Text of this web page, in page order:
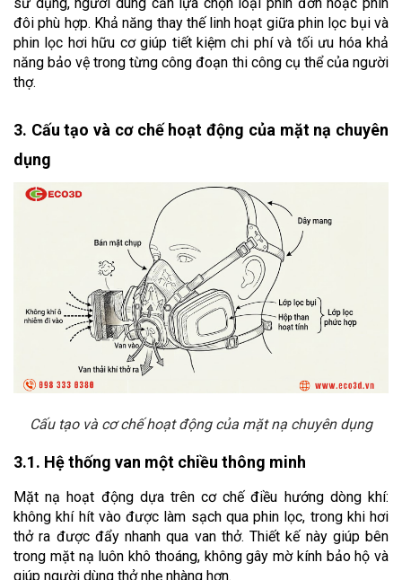
đôi phù hợp. Khả năng thay thế linh hoạt giữa phin lọc bụi và
phin lọc hơi hữu cơ giúp tiết kiệm chi phí và tối ưu hóa khả
năng bảo vệ trong từng công đoạn thi công cụ thể của người
thợ.
3. Cấu tạo và cơ chế hoạt động của mặt nạ chuyên
dụng
Cấu tạo và cơ chế hoạt động của mặt nạ chuyên dụng
3.1. Hệ thống van một chiều thông minh
Mặt nạ hoạt động dựa trên cơ chế điều hướng dòng khí:
không khí hít vào được làm sạch qua phin lọc, trong khi hơi
thở ra được đẩy nhanh qua van thở. Thiết kế này giúp bên
trong mặt nạ luôn khô thoáng, không gây mờ kính bảo hộ và
giúp người dùng thở nhẹ nhàng hơn.